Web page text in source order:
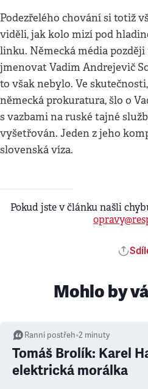
Podezřelého chování si totiž
viděli, jak kolo mizí pod
linku. Německá média později
jmenovat Vadim Andrejevič
to však nebylo. Ve
německá prokuratura, šlo o
s vazbami na ruské tajné
vyšetřován. Jeden z jeho
slovenská víza.
Pokud jste v článku našli
Mohlo by
Ranní postřeh•2 minuty
Tomáš Brolík: Karel
elektrická morálka